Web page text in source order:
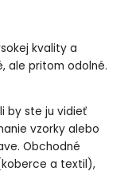
kvality a
ale pritom odolné.
by ste ju vidieť
vzorky alebo
Obchodné
a textil),